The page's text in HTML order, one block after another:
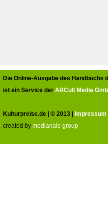
Die Online-Ausgabe des Handbuchs
ist ein Service der ARCult Media
Kulturpreise.de | © 2013 | Impressum
created by medianale group